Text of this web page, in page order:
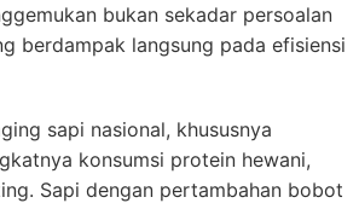
bukan sekadar persoalan
berdampak langsung pada efisiensi
sapi nasional, khususnya
konsumsi protein hewani,
Sapi dengan pertambahan bobot